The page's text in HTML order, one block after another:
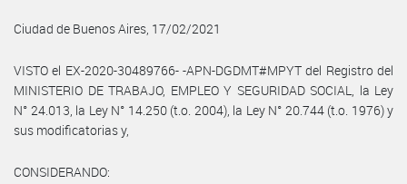
Ciudad de Buenos Aires, 17/02/2021
VISTO el EX-2020-30489766- -APN-DGDMT#MPYT del Registro del
MINISTERIO DE TRABAJO, EMPLEO Y SEGURIDAD SOCIAL, la Ley
N° 24.013, la Ley N° 14.250 (t.o. 2004), la Ley N° 20.744 (t.o. 1976) y
sus modificatorias y,
CONSIDERANDO: